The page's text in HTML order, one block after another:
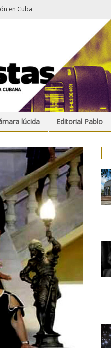
en Cuba
lúcida Editorial Pablo